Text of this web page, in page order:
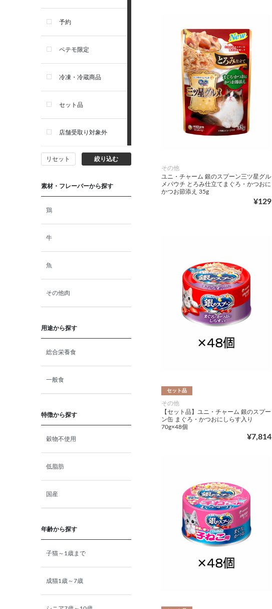
品
首輪・ハーネス(胴輪)・リー
猫ドライフード
猫ウェットフード
猫おやつ
猫サプリ・ミルク・栄養補給
両生類）
その他用品（魚・爬虫類・両
ソルビダ
フィジカライフ
予約
ペテモ限定
冷凍・冷蔵商品
セット品
店舗受取り対象外
リセット 絞り込む
素材・フレーバーから探す
鶏
牛
魚
その他肉
用途から探す
総合栄養食
一般食
特徴から探す
穀物不使用
低脂肪
国産
年齢から探す
子猫～1歳まで
成猫1歳～7歳
その他
ユニ・チャーム 銀のスプーン三ツ星グル
メパウチ とろみ仕立てまぐろ・かつおに
かつお節添え 35g
¥129
セット品
その他
【セット品】ユニ・チャーム 銀のスプー
ン缶 まぐろ・かつおにしらす入り
70g×48個
¥7,814